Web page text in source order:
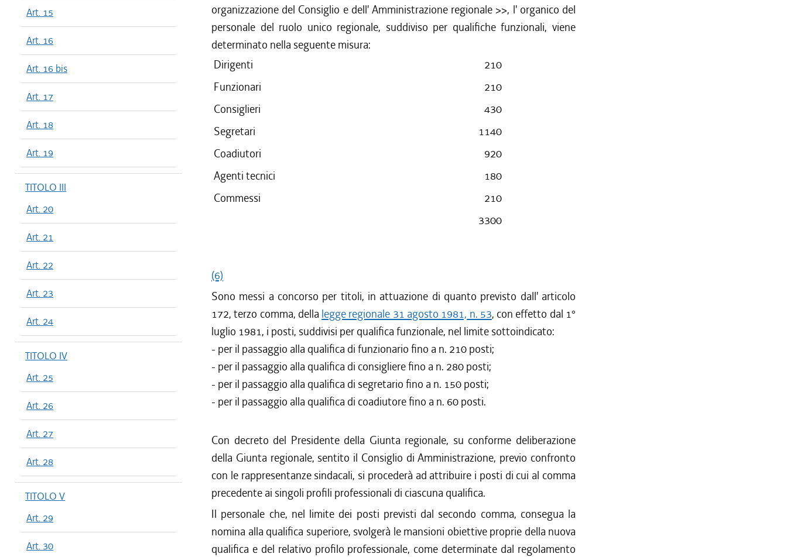
Art. 15
Art. 16
Art. 16 bis
Art. 17
Art. 18
Art. 19
TITOLO III
Art. 20
Art. 21
Art. 22
Art. 23
Art. 24
TITOLO IV
Art. 25
Art. 26
Art. 27
Art. 28
TITOLO V
Art. 29
Art. 30
organizzazione del Consiglio e dell' Amministrazione regionale >>, l' organico del
personale del ruolo unico regionale, suddiviso per qualifiche funzionali, viene
determinato nella seguente misura:
Dirigenti
210
Funzionari
210
Consiglieri
430
Segretari
1140
Coadiutori
920
Agenti tecnici
180
Commessi
210
3300
(6)
Sono messi a concorso per titoli, in attuazione di quanto previsto dall' articolo
172, terzo comma, della legge regionale 31 agosto 1981, n. 53, con effetto dal 1°
luglio 1981, i posti, suddivisi per qualifica funzionale, nel limite sottoindicato:
- per il passaggio alla qualifica di funzionario fino a n. 210 posti;
- per il passaggio alla qualifica di consigliere fino a n. 280 posti;
- per il passaggio alla qualifica di segretario fino a n. 150 posti;
- per il passaggio alla qualifica di coadiutore fino a n. 60 posti.
Con decreto del Presidente della Giunta regionale, su conforme deliberazione
della Giunta regionale, sentito il Consiglio di Amministrazione, previo confronto
con le rappresentanze sindacali, si procederà ad attribuire i posti di cui al comma
precedente ai singoli profili professionali di ciascuna qualifica.
Il personale che, nel limite dei posti previsti dal secondo comma, consegua la
nomina alla qualifica superiore, svolgerà le mansioni obiettive proprie della nuova
qualifica e del relativo profilo professionale, come determinate dal regolamento